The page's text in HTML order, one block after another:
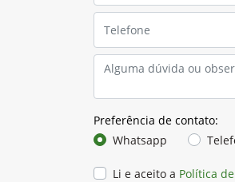
Preferência de contato:
Whatsapp
Li e aceito a Política